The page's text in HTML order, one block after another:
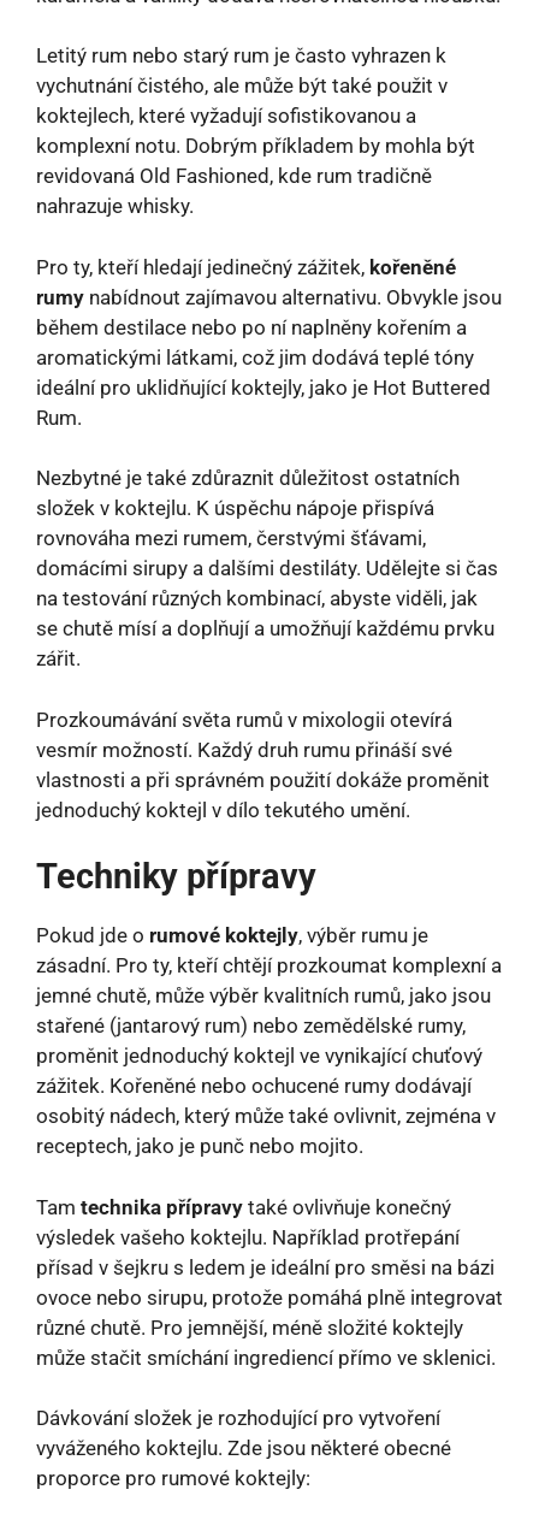
Letitý rum nebo starý rum je často vyhrazen k
vychutnání čistého, ale může být také použit v
koktejlech, které vyžadují sofistikovanou a
komplexní notu. Dobrým příkladem by mohla být
revidovaná Old Fashioned, kde rum tradičně
nahrazuje whisky.
Pro ty, kteří hledají jedinečný zážitek, kořeněné
rumy nabídnout zajímavou alternativu. Obvykle jsou
během destilace nebo po ní naplněny kořením a
aromatickými látkami, což jim dodává teplé tóny
ideální pro uklidňující koktejly, jako je Hot Buttered
Rum.
Nezbytné je také zdůraznit důležitost ostatních
složek v koktejlu. K úspěchu nápoje přispívá
rovnováha mezi rumem, čerstvými šťávami,
domácími sirupy a dalšími destiláty. Udělejte si čas
na testování různých kombinací, abyste viděli, jak
se chutě mísí a doplňují a umožňují každému prvku
zářit.
Prozkoumávání světa rumů v mixologii otevírá
vesmír možností. Každý druh rumu přináší své
vlastnosti a při správném použití dokáže proměnit
jednoduchý koktejl v dílo tekutého umění.
Techniky přípravy
Pokud jde o rumové koktejly, výběr rumu je
zásadní. Pro ty, kteří chtějí prozkoumat komplexní a
jemné chutě, může výběr kvalitních rumů, jako jsou
stařené (jantarový rum) nebo zemědělské rumy,
proměnit jednoduchý koktejl ve vynikající chuťový
zážitek. Kořeněné nebo ochucené rumy dodávají
osobitý nádech, který může také ovlivnit, zejména v
receptech, jako je punč nebo mojito.
Tam technika přípravy také ovlivňuje konečný
výsledek vašeho koktejlu. Například protřepání
přísad v šejkru s ledem je ideální pro směsi na bázi
ovoce nebo sirupu, protože pomáhá plně integrovat
různé chutě. Pro jemnější, méně složité koktejly
může stačit smíchání ingrediencí přímo ve sklenici.
Dávkování složek je rozhodující pro vytvoření
vyváženého koktejlu. Zde jsou některé obecné
proporce pro rumové koktejly: